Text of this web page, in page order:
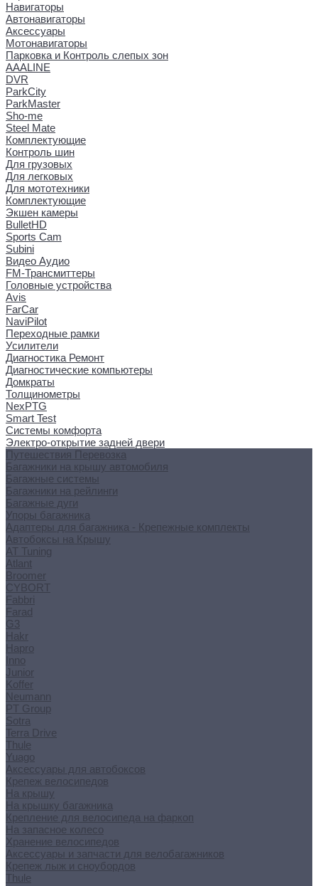
Навигаторы
Автонавигаторы
Аксессуары
Мотонавигаторы
Парковка и Контроль слепых зон
AAALINE
DVR
ParkCity
ParkMaster
Sho-me
Steel Mate
Комплектующие
Контроль шин
Для грузовых
Для легковых
Для мототехники
Комплектующие
Экшен камеры
BulletHD
Sports Cam
Subini
Видео Аудио
FM-Трансмиттеры
Головные устройства
Avis
FarCar
NaviPilot
Переходные рамки
Усилители
Диагностика Ремонт
Диагностические компьютеры
Домкраты
Толщинометры
NexPTG
Smart Test
Системы комфорта
Электро-открытие задней двери
Путешествия Перевозка
Багажники на крышу автомобиля
Багажные системы
Багажники на рейлинги
Багажные дуги
Упоры багажника
Адаптеры для багажника - Крепежные комплекты
Автобоксы на Крышу
AT Tuning
Atlant
Broomer
CYBORT
Fabbri
Farad
G3
Hakr
Hapro
Inno
Junior
Koffer
Neumann
PT Group
Sotra
Terra Drive
Thule
Yuago
Аксессуары для автобоксов
Крепеж велосипедов
На крышу
На крышку багажника
Крепление для велосипеда на фаркоп
На запасное колесо
Хранение велосипедов
Аксессуары и запчасти для велобагажников
Крепеж лыж и сноубордов
Thule